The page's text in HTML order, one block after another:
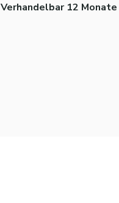
Verhandelbar 12 Monate